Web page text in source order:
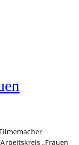
„Frauen